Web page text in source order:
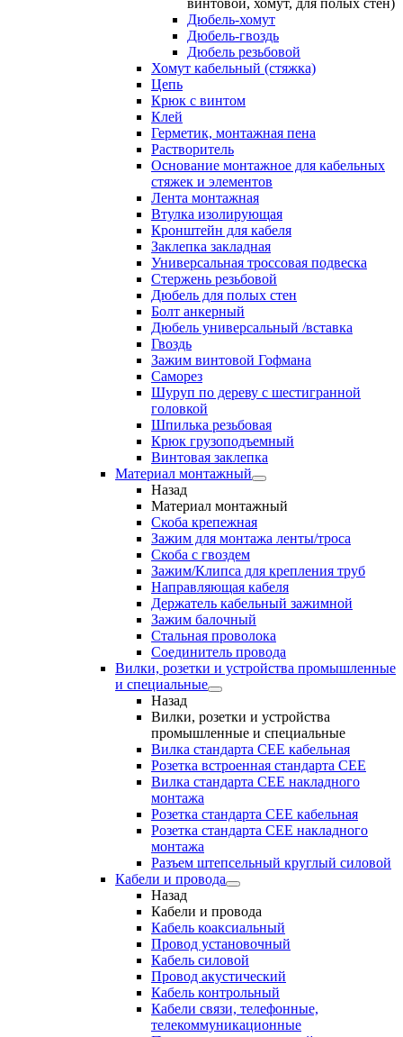
винтовой, хомут, для полых стен)
Дюбель-хомут
Дюбель-гвоздь
Дюбель резьбовой
Хомут кабельный (стяжка)
Цепь
Крюк с винтом
Клей
Герметик, монтажная пена
Растворитель
Основание монтажное для кабельных
стяжек и элементов
Лента монтажная
Втулка изолирующая
Кронштейн для кабеля
Заклепка закладная
Универсальная троссовая подвеска
Стержень резьбовой
Дюбель для полых стен
Болт анкерный
Дюбель универсальный /вставка
Гвоздь
Зажим винтовой Гофмана
Саморез
Шуруп по дереву с шестигранной
головкой
Шпилька резьбовая
Крюк грузоподъемный
Винтовая заклепка
Материал монтажный
Назад
Материал монтажный
Скоба крепежная
Зажим для монтажа ленты/троса
Скоба с гвоздем
Зажим/Клипса для крепления труб
Направляющая кабеля
Держатель кабельный зажимной
Зажим балочный
Стальная проволока
Соединитель провода
Вилки, розетки и устройства промышленные
и специальные
Назад
Вилки, розетки и устройства
промышленные и специальные
Вилка стандарта CEE кабельная
Розетка встроенная стандарта CEE
Вилка стандарта CEE накладного
монтажа
Розетка стандарта СЕЕ кабельная
Розетка стандарта СЕЕ накладного
монтажа
Разъем штепсельный круглый силовой
Кабели и провода
Назад
Кабели и провода
Кабель коаксиальный
Провод установочный
Кабель силовой
Провод акустический
Кабель контрольный
Кабели связи, телефонные,
телекоммуникационные